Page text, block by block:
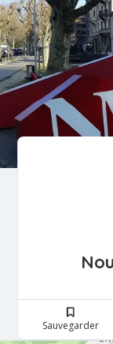
Sauvegarder